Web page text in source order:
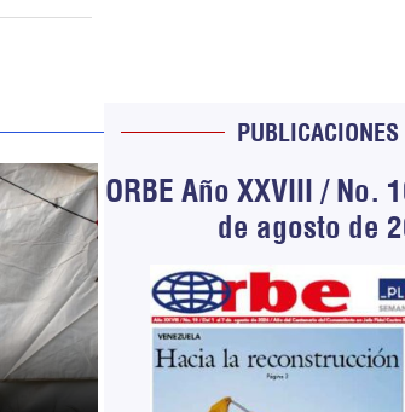
ORBE Año XXVIII / No.
de agosto de